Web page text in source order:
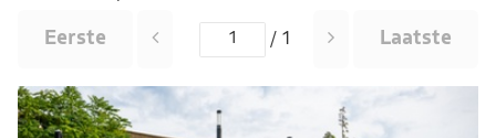
Eerste / 1 Laatste